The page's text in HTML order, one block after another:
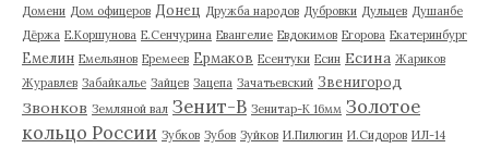
Домени Дом офицеров Донец Дружба народов Дубровки Дульцев Душанбе
Дёржа Е.Коршунова Е.Сенчурина Евангелие Евдокимов Егорова Екатеринбург
Емелин Емельянов Еремеев Ермаков Есентуки Есин Есина Жариков
Журавлев Забайкалье Зайцев Зацепа Зачатьевский Звенигород
Звонков Земляной вал Зенит-В Зенитар-К 16мм Золотое
кольцо России Зубков Зубов Зуйков И.Пилюгин И.Сидоров ИЛ-14